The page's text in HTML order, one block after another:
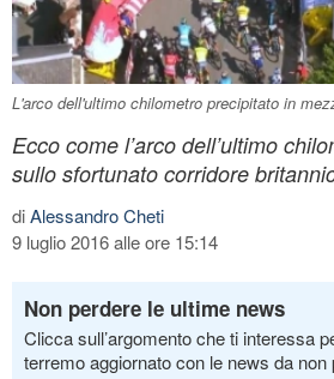
L'arco dell'ultimo chilometro precipitato in
Ecco come l’arco dell’ultimo
sullo sfortunato corridore
diAlessandro Cheti
9 luglio 2016 alle ore 15:14
Non perdere le ultime news
Clicca sull’argomento che ti interessa
terremo aggiornato con le news da non